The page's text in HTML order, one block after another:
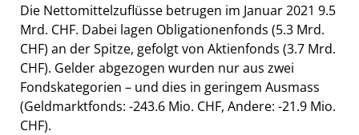
Die Nettomittelzuflüsse betrugen im Januar 2021 9.5
Mrd. CHF. Dabei lagen Obligationenfonds (5.3 Mrd.
CHF) an der Spitze, gefolgt von Aktienfonds (3.7 Mrd.
CHF). Gelder abgezogen wurden nur aus zwei
Fondskategorien – und dies in geringem Ausmass
(Geldmarktfonds: -243.6 Mio. CHF, Andere: -21.9 Mio.
CHF).